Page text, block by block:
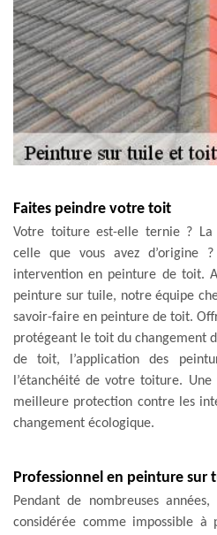
Faites peindre votre toit
Votre toiture est-elle ternie ? La
celle que vous avez d’origine
intervention en peinture de toit.
peinture sur tuile, notre équipe
savoir-faire en peinture de toit.
protégeant le toit du changement
de toit, l’application des
l’étanchéité de votre toiture.
meilleure protection contre les
changement écologique.
Professionnel en peinture sur
Pendant de nombreuses
considérée comme impossible